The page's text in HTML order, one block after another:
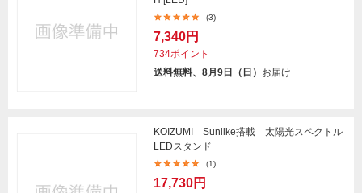
(3)
7,340円
734ポイント
送料無料、8月9日（日） お届け
KOIZUMI Sunlike搭載 太陽光スペクトル
LEDスタンド
(1)
17,730円